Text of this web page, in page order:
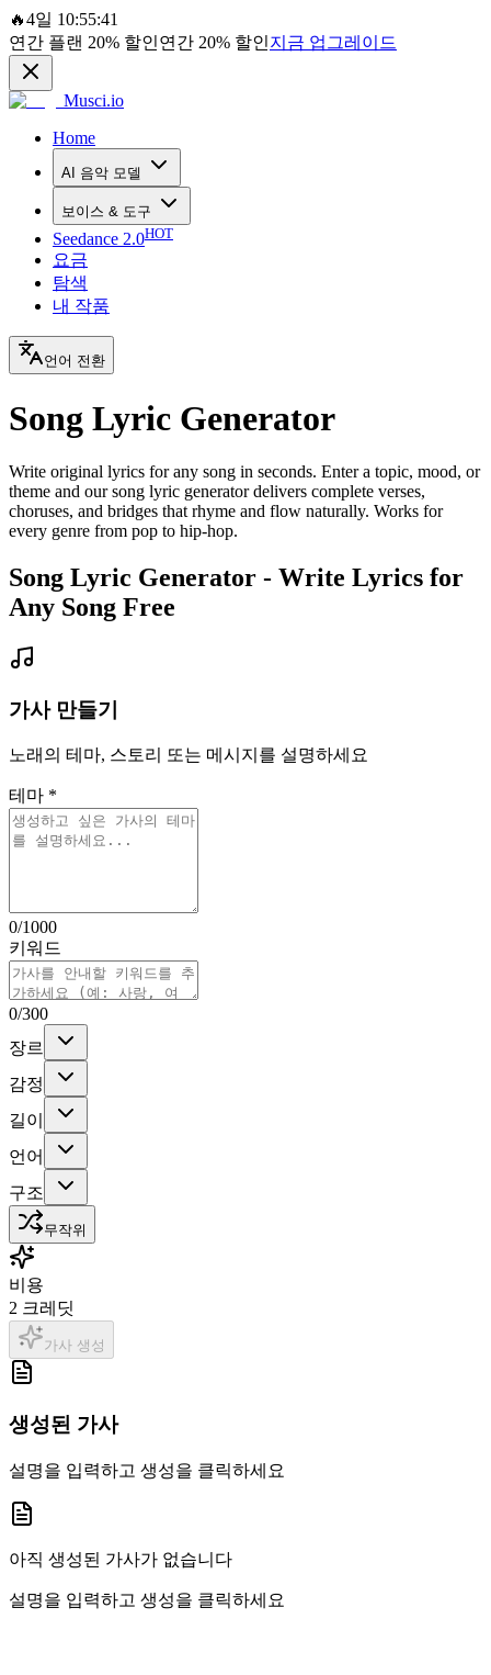
🔥4일 10:55:41
연간 플랜 20% 할인연간 20% 할인지금 업그레이드
Musci.io
Home
AI 음악 모델
보이스 & 도구
Seedance 2.0HOT
요금
탐색
내 작품
언어 전환
Song Lyric Generator
Write original lyrics for any song in seconds. Enter a topic, mood, or
theme and our song lyric generator delivers complete verses,
choruses, and bridges that rhyme and flow naturally. Works for
every genre from pop to hip-hop.
Song Lyric Generator - Write Lyrics for
Any Song Free
가사 만들기
노래의 테마, 스토리 또는 메시지를 설명하세요
테마 *
0/1000
키워드
0/300
장르
감정
길이
언어
구조
무작위
비용
2 크레딧
가사 생성
생성된 가사
설명을 입력하고 생성을 클릭하세요
아직 생성된 가사가 없습니다
설명을 입력하고 생성을 클릭하세요